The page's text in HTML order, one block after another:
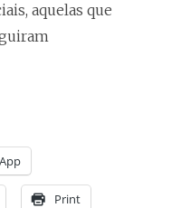
aquelas que
Print